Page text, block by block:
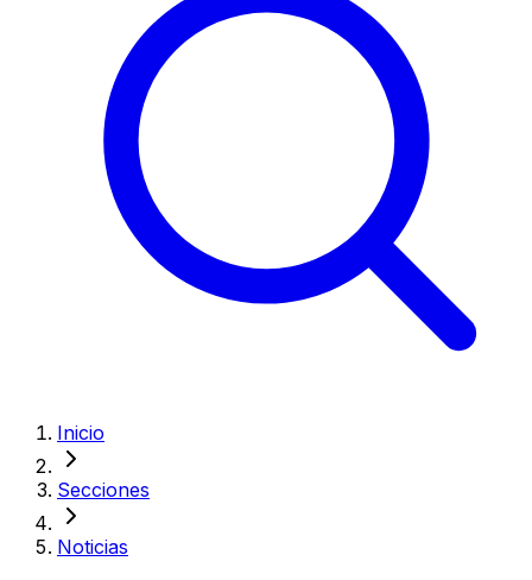
Inicio
Secciones
Noticias